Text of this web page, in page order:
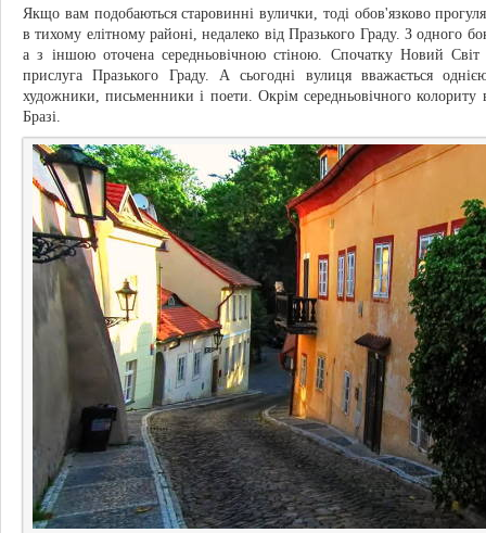
Якщо вам подобаються старовинні вулички, тоді обов'язково
в тихому елітному районі, недалеко від Празького Граду. З одного
а з іншою оточена середньовічною стіною. Спочатку Новий
прислуга Празького Граду. А сьогодні вулиця вважається
художники, письменники і поети. Окрім середньовічного
Бразі.